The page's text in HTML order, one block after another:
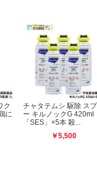
チャタテムシ 駆除 スプレ
ー キルノックG 420ml
「SES」×5本 殺...
￥5,500